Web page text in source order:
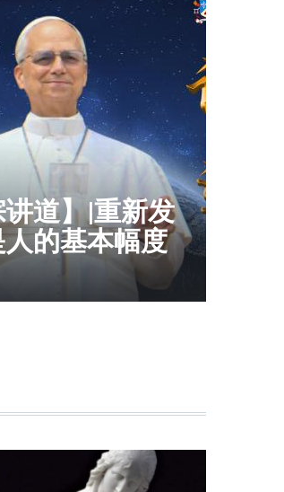
道】|重新发
的基本幅度